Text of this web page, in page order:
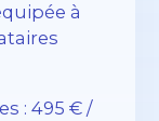
à
: 495 € /